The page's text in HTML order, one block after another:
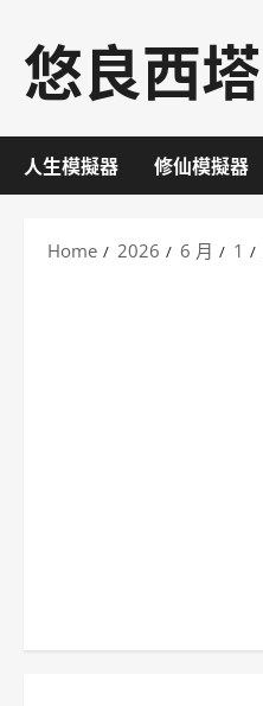
content
悠良西塔
人生模擬器 修仙模擬器
Home 2026 6 月 1